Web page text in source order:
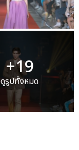
+19
ดูรูปทั้งหมด